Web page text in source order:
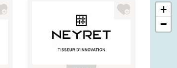
+
−